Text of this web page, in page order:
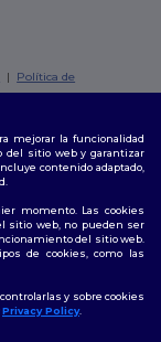
| Política de
|Málaga |Murcia |
mejorar la funcionalidad
del sitio web y garantizar
contenido adaptado,
momento. Las cookies
sitio web, no pueden ser
del sitio web.
de cookies, como las
y sobre cookies
Privacy Policy.